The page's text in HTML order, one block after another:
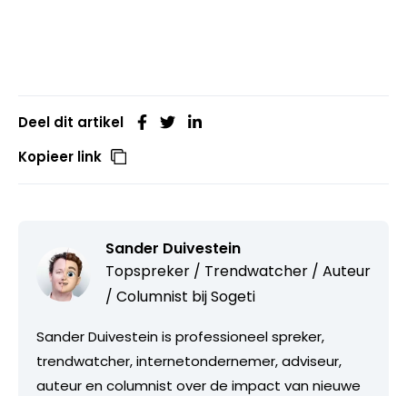
Deel dit artikel
Kopieer link
Sander Duivestein
Topspreker / Trendwatcher / Auteur
/ Columnist bijSogeti
Sander Duivestein is professioneel spreker,
trendwatcher, internetondernemer, adviseur,
auteur en columnist over de impact van nieuwe